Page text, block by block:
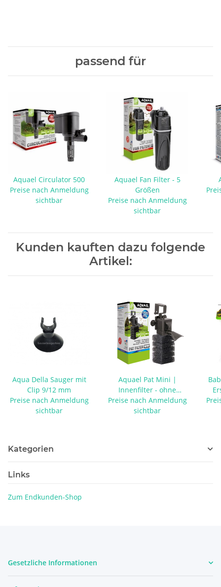
passend für
Aquael Circulator 500
Preise nach Anmeldung
sichtbar
Aquael Fan Filter - 5
Größen
Preise nach Anmeldung
sichtbar
Kunden kauften dazu folgende
Artikel:
Aqua Della Sauger mit
Clip 9/12 mm
Preise nach Anmeldung
sichtbar
Aquael Pat Mini |
Innenfilter - ohne
Zusatzschwamm
Preise nach Anmeldung
sichtbar
Kategorien
Links
Zum Endkunden-Shop
Gesetzliche Informationen